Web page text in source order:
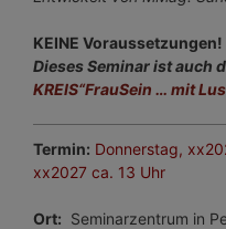
KEINE Voraussetzungen!
Dieses Seminar ist auch
KREIS“FrauSein … mit
Termin: Donnerstag,
xx2027 ca. 13 Uhr
Ort: Seminarzentrum in